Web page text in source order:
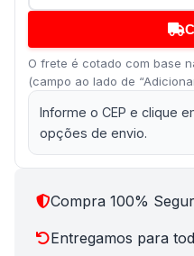
O frete é cotado com base
(campo ao lado de
Informe o CEP e clique
opções de envio.
Compra 100%
Entregamos para